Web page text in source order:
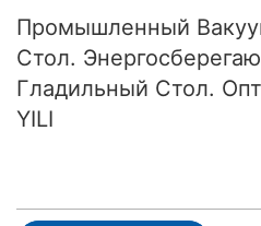
Промышленный
Стол.
Гладильный Стол.
YILI